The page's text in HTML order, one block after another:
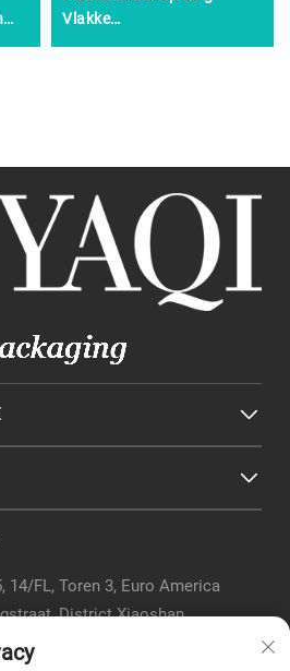
Vlakke
Deodorantverpakking Stick
14/FL, Toren 3, Euro America
District Xiaoshan,
China.